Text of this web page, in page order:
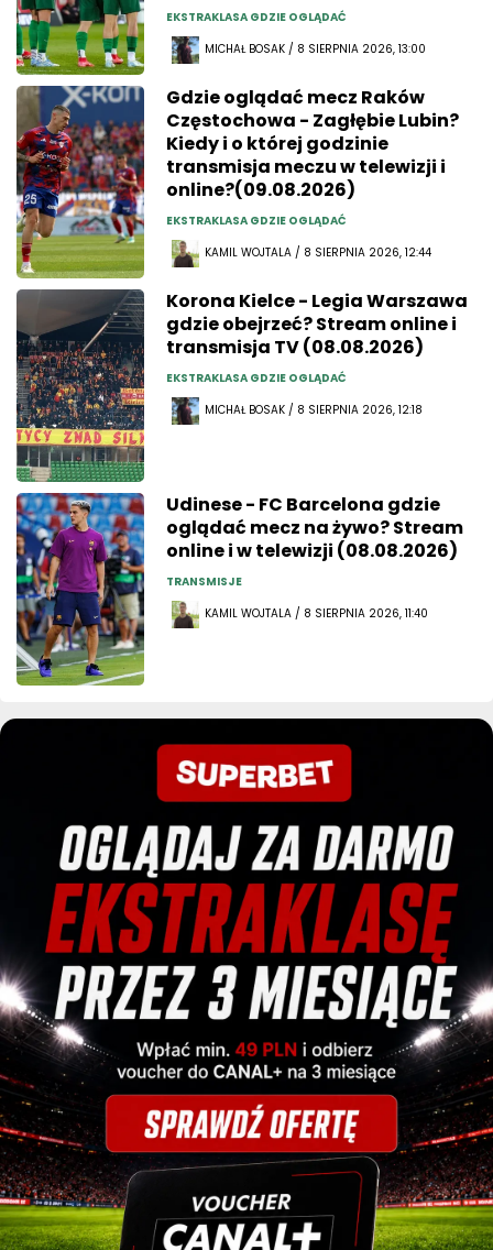
EKSTRAKLASA GDZIE OGLĄDAĆ
MICHAŁ BOSAK / 8 SIERPNIA 2026, 13:00
Gdzie oglądać mecz Raków
Częstochowa - Zagłębie Lubin?
Kiedy i o której godzinie
transmisja meczu w telewizji i
online?(09.08.2026)
EKSTRAKLASA GDZIE OGLĄDAĆ
KAMIL WOJTALA / 8 SIERPNIA 2026, 12:44
Korona Kielce - Legia Warszawa
gdzie obejrzeć? Stream online i
transmisja TV (08.08.2026)
EKSTRAKLASA GDZIE OGLĄDAĆ
MICHAŁ BOSAK / 8 SIERPNIA 2026, 12:18
Udinese - FC Barcelona gdzie
oglądać mecz na żywo? Stream
online i w telewizji (08.08.2026)
TRANSMISJE
KAMIL WOJTALA / 8 SIERPNIA 2026, 11:40